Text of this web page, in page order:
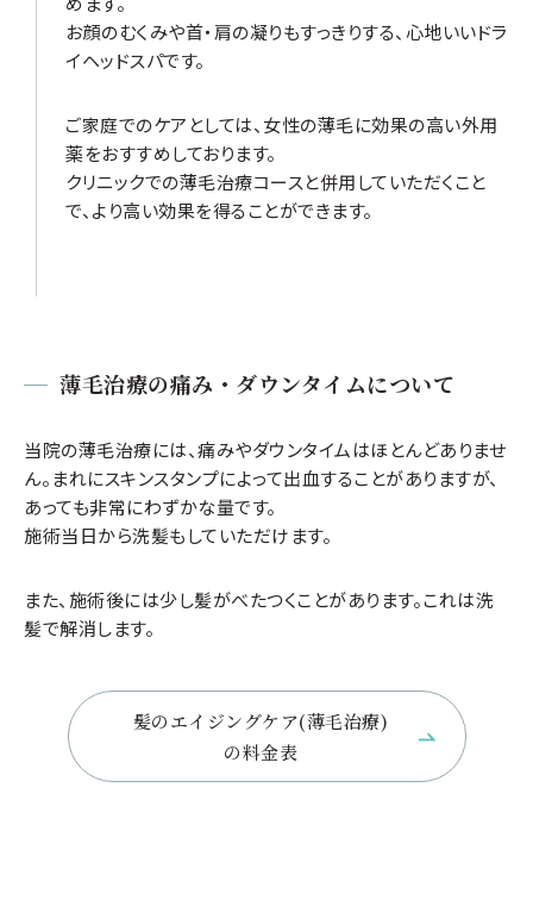
お顔のむくみや首・肩の凝りもすっきりする、心地いいドラ
イヘッドスパです。
ご家庭でのケアとしては、女性の薄毛に効果の高い外用
薬をおすすめしております。
クリニックでの薄毛治療コースと併用していただくこと
で、より高い効果を得ることができます。
薄毛治療の痛み・ダウンタイムについて
当院の薄毛治療には、痛みやダウンタイムはほとんどありませ
ん。まれにスキンスタンプによって出血することがありますが、
あっても非常にわずかな量です。
施術当日から洗髪もしていただけます。
また、施術後には少し髪がべたつくことがあります。これは洗
髪で解消します。
髪のエイジングケア(薄毛治療)
の料金表